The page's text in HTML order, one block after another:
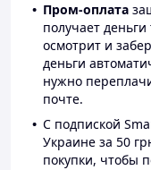
Пром-оплата
получает деньги
осмотрит и
деньги
нужно
почте.
С подпиской
Украине за 50
покупки, чтобы